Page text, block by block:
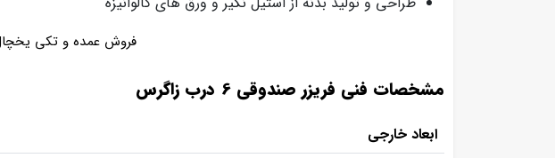
فروش عمده و تکی
مشخصات فنی فریزر صندوقی 6 درب زاگرس
ابعاد خارجی